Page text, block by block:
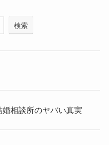
検索
婚相談所のヤバい真実